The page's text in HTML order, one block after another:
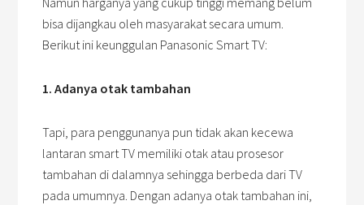
bisa dijangkau oleh masyarakat secara umum.
Berikut ini keunggulan Panasonic Smart TV:
1. Adanya otak tambahan
Tapi, para penggunanya pun tidak akan kecewa
lantaran smart TV memiliki otak atau prosesor
tambahan di dalamnya sehingga berbeda dari TV
pada umumnya. Dengan adanya otak tambahan ini,